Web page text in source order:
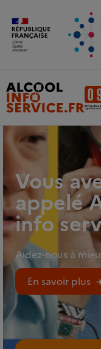
Aller au contenu
Vous
appelé
info
Aidez-nous à
En savoir plus